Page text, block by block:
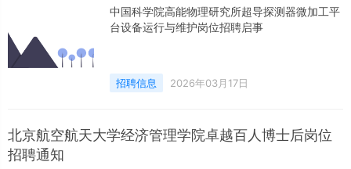
告如下：一、招聘原则（一）坚持面向社会、公
开招聘。（二）坚持考试考察、择优聘用。二、
资福利待遇外，还可申请
中国科学院高能物理研究所超导探测器微加工平
台设备运行与维护岗位招聘启事
招聘信息 2026年03月17日
北京航空航天大学经济管理学院卓越百人博士后岗位
招聘通知